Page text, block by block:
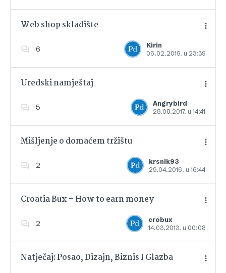
Web shop skladište
6
Kirin
06.02.2019. u 23:39
Dodajte u favorite
Uredski namještaj
5
Angrybird
28.08.2017. u 14:41
Dodajte u favorite
Mišljenje o domaćem tržištu
2
krsnik93
29.04.2016. u 16:44
Dodajte u favorite
Croatia Bux – How to earn money
2
crobux
14.03.2013. u 00:08
Dodajte u favorite
Natječaj: Posao, Dizajn, Biznis I Glazba